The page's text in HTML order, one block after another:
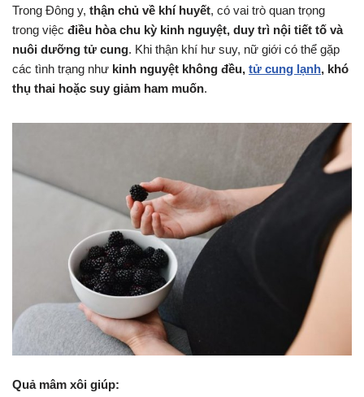
Trong Đông y, thận chủ về khí huyết, có vai trò quan trọng
trong việc điều hòa chu kỳ kinh nguyệt, duy trì nội tiết tố và
nuôi dưỡng tử cung. Khi thận khí hư suy, nữ giới có thể gặp
các tình trạng như kinh nguyệt không đều, tử cung lạnh, khó
thụ thai hoặc suy giảm ham muốn.
Quả mâm xôi giúp: